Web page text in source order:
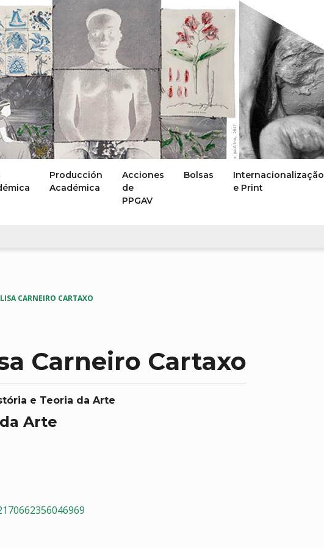
Producción
Académica
Acciones
de
PPGAV
Bolsas
Internacionalização
e Print
CARNEIRO CARTAXO
Carneiro Cartaxo
e Teoria da Arte
Arte